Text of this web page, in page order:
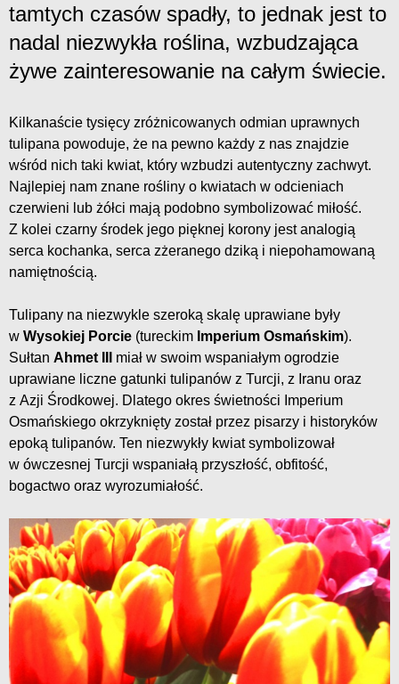
tamtych czasów spadły, to jednak jest to
nadal niezwykła roślina, wzbudzająca
żywe zainteresowanie na całym świecie.
Kilkanaście tysięcy zróżnicowanych odmian uprawnych
tulipana powoduje, że na pewno każdy z nas znajdzie
wśród nich taki kwiat, który wzbudzi autentyczny zachwyt.
Najlepiej nam znane rośliny o kwiatach w odcieniach
czerwieni lub żółci mają podobno symbolizować miłość.
Z kolei czarny środek jego pięknej korony jest analogią
serca kochanka, serca zżeranego dziką i niepohamowaną
namiętnością.
Tulipany na niezwykle szeroką skalę uprawiane były
w Wysokiej Porcie (tureckim Imperium Osmańskim).
Sułtan Ahmet III
miał w swoim wspaniałym ogrodzie
uprawiane liczne gatunki tulipanów z Turcji, z Iranu oraz
z Azji Środkowej. Dlatego okres świetności Imperium
Osmańskiego okrzyknięty został przez pisarzy i historyków
epoką tulipanów. Ten niezwykły kwiat symbolizował
w ówczesnej Turcji wspaniałą przyszłość, obfitość,
bogactwo oraz wyrozumiałość.